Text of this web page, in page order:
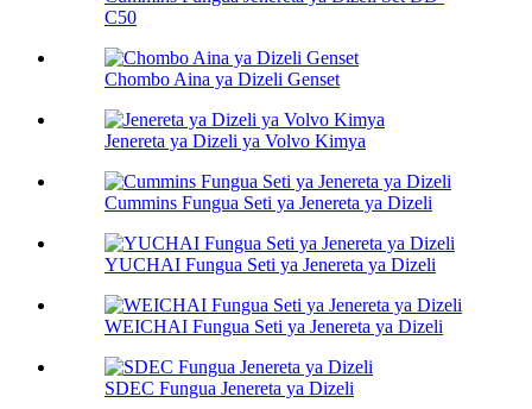
C50
Chombo Aina ya Dizeli Genset
Jenereta ya Dizeli ya Volvo Kimya
Cummins Fungua Seti ya Jenereta ya Dizeli
YUCHAI Fungua Seti ya Jenereta ya Dizeli
WEICHAI Fungua Seti ya Jenereta ya Dizeli
SDEC Fungua Jenereta ya Dizeli